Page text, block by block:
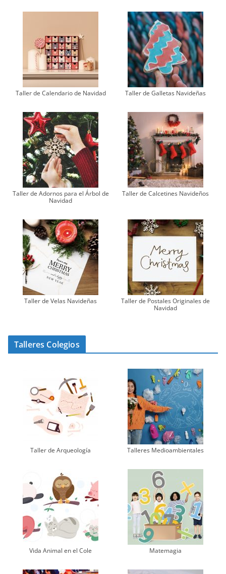
Taller de Calendario de Navidad Taller de Galletas Navideñas
Taller de Adornos para el Árbol de
Navidad
Taller de Calcetines Navideños
Taller de Velas Navideñas
Taller de Postales Originales de
Navidad
Talleres Colegios
Taller de Arqueología Talleres Medioambientales
Vida Animal en el Cole Matemagia